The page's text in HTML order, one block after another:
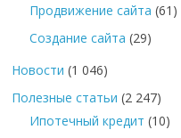
Продвижение сайта (61)
Создание сайта (29)
Новости (1 046)
Полезные статьи (2 247)
Ипотечный кредит (10)